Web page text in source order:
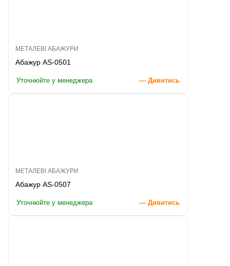
МЕТАЛЕВІ АБАЖУРИ
Абажур AS-0501
Уточнюйте у менеджера — Дивитись
МЕТАЛЕВІ АБАЖУРИ
Абажур AS-0507
Уточнюйте у менеджера — Дивитись